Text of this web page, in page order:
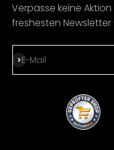
Verpasse keine
freshesten
E-Mail
Abonnieren